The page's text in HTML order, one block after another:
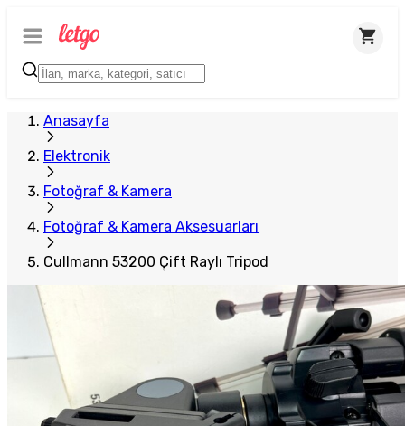
Anasayfa
Elektronik
Fotoğraf & Kamera
Fotoğraf & Kamera Aksesuarları
Cullmann 53200 Çift Raylı Tripod